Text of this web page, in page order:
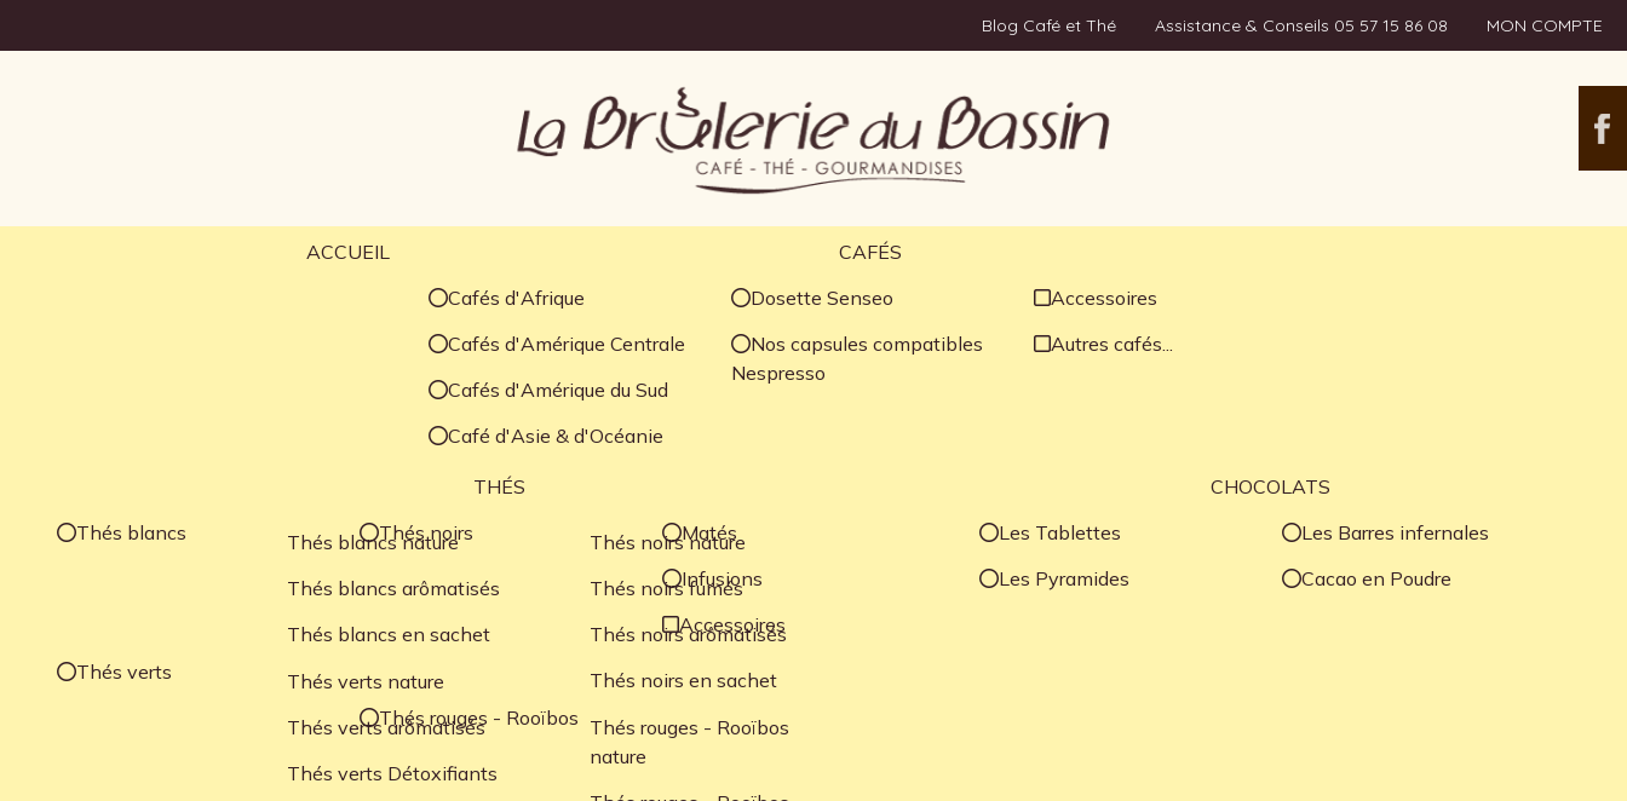
Blog Café et Thé Assistance & Conseils 05 57 15 86 08 MON COMPTE
ACCUEIL
CAFÉS
Cafés d'Afrique
Cafés d'Amérique Centrale
Cafés d'Amérique du Sud
Café d'Asie & d'Océanie
Dosette Senseo
Nos capsules compatibles
Nespresso
Accessoires
Autres cafés...
THÉS
Thés blancs
Thés blancs nature
Thés blancs arômatisés
Thés blancs en sachet
Thés verts
Thés verts nature
Thés verts arômatisés
Thés verts Détoxifiants
Thés noirs
Thés noirs nature
Thés noirs fumés
Thés noirs arômatisés
Thés noirs en sachet
Thés rouges - Rooïbos Thés rouges - Rooïbos
nature
Matés
Infusions
Accessoires
CHOCOLATS
Les Tablettes
Les Pyramides
Les Barres infernales
Cacao en Poudre